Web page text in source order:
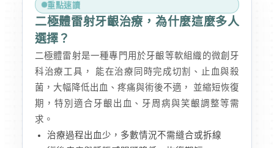
重點速讀
二極體雷射牙齦治療，為什麼這麼多人
選擇？
二極體雷射是一種專門用於牙齦等軟組織的微創牙
科治療工具， 能在治療同時完成切割、止血與殺
菌，大幅降低出血、疼痛與術後不適， 並縮短恢復
期，特別適合牙齦出血、牙周病與笑齦調整等需
求。
治療過程出血少，多數情況不需縫合或拆線